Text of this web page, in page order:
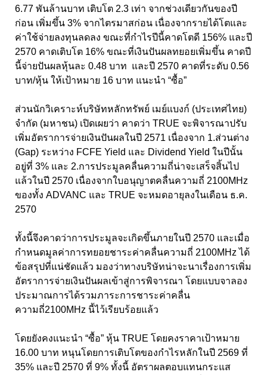
6.77 พันล้านบาท เติบโต 2.3 เท่า จากช่วงเดียวกันของปี
ก่อน เพิ่มขึ้น 3% จากไตรมาสก่อน เนื่องจากรายได้โตและ
ค่าใช้จ่ายลงทุนลดลง ขณะที่กำไรปีนี้คาดโตดี 156% และปี
2570 คาดเติบโต 16% ขณะที่เงินปันผลทยอยเพิ่มขึ้น คาดปี
นี้จ่ายปันผลหุ้นละ 0.48 บาท และปี 2570 คาดที่ระดับ 0.56
บาท/หุ้น ให้เป้าหมาย 16 บาท แนะนำ “ซื้อ”
ส่วนนักวิเคราะห์บริษัทหลักทรัพย์ เมย์แบงก์ (ประเทศไทย)
จำกัด (มหาชน) เปิดเผยว่า คาดว่า TRUE จะพิจารณาปรับ
เพิ่มอัตราการจ่ายเงินปันผลในปี 2571 เนื่องจาก 1.ส่วนต่าง
(Gap) ระหว่าง FCFE Yield และ Dividend Yield ในปีนั้น
อยู่ที่ 3% และ 2.การประมูลคลื่นความถี่น่าจะเสร็จสิ้นไป
แล้วในปี 2570 เนื่องจากใบอนุญาตคลื่นความถี่ 2100MHz
ของทั้ง ADVANC และ TRUE จะหมดอายุลงในเดือน ธ.ค.
2570
ทั้งนี้จึงคาดว่าการประมูลจะเกิดขึ้นภายในปี 2570 และเมื่อ
กำหนดมูลค่าการทยอยชาระค่าคลื่นความถี่ 2100MHz ได้
ข้อสรุปที่แน่ชัดแล้ว มองว่าทางบริษัทน่าจะนาเรื่องการเพิ่ม
อัตราการจ่ายเงินปันผลเข้าสู่การพิจารณา โดยแบบจาลอง
ประมาณการได้รวมภาระการชาระค่าคลื่น
ความถี่2100MHz นี้ไว้เรียบร้อยแล้ว
โดยยังคงแนะนำ “ซื้อ” หุ้น TRUE โดยคงราคาเป้าหมาย
16.00 บาท หนุนโดยการเติบโตของกำไรหลักในปี 2569 ที่
35% และปี 2570 ที่ 9% ทั้งนี้ อัตราผลตอบแทนกระแส